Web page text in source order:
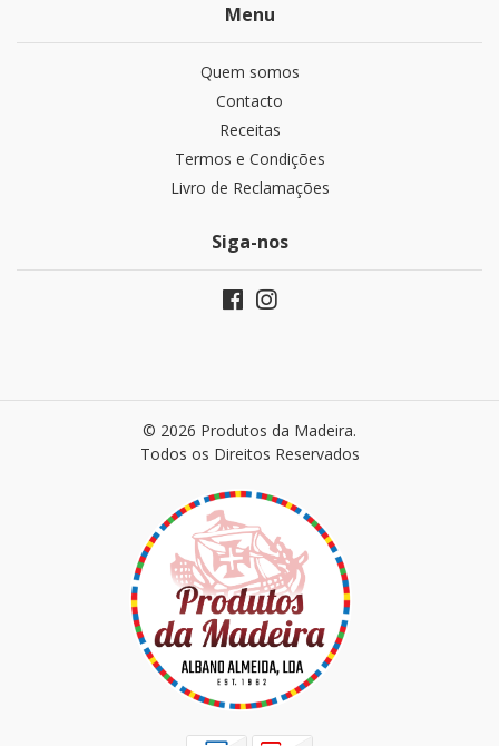
Menu
Quem somos
Contacto
Receitas
Termos e Condições
Livro de Reclamações
Siga-nos
© 2026 Produtos da Madeira.
Todos os Direitos Reservados